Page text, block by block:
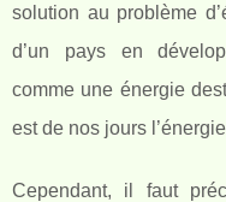
solution au problème
d’un pays en
comme une énergie
est de nos jours
Cependant, il faut